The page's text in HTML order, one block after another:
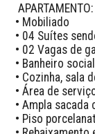
APARTAMENTO:
• Mobiliado
• 04 Suítes
• ⁠02 Vagas de
• Banheiro social
• Cozinha, sala
• Área de
• Ampla
• Piso